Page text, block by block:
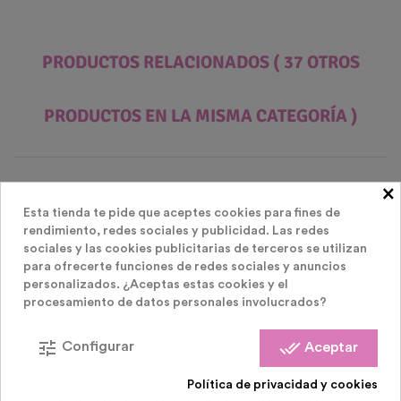
PRODUCTOS RELACIONADOS ( 37 OTROS
PRODUCTOS EN LA MISMA CATEGORÍA )
×
Esta tienda te pide que aceptes cookies para fines de
rendimiento, redes sociales y publicidad. Las redes
sociales y las cookies publicitarias de terceros se utilizan
para ofrecerte funciones de redes sociales y anuncios
personalizados. ¿Aceptas estas cookies y el
procesamiento de datos personales involucrados?
done_all Aceptar
tune Configurar
Política de privacidad y cookies